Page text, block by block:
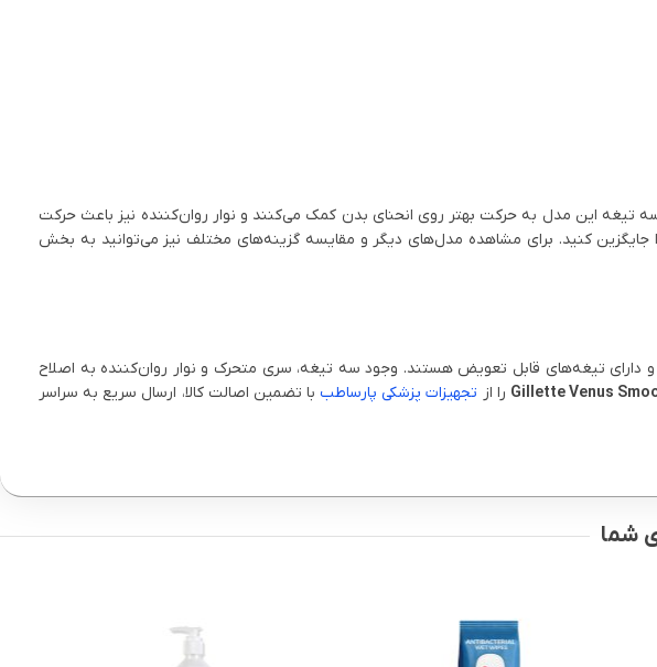
این مدل به حرکت بهتر روی انحنای بدن کمک می‌کنند و نوار روان‌کننده نیز باعث حرکت
کنید. برای مشاهده مدل‌های دیگر و مقایسه گزینه‌های مختلف نیز می‌توانید به بخش
دارای تیغه‌های قابل تعویض هستند. وجود سه تیغه، سری متحرک و نوار روان‌کننده به اصلاح
Gillette Venus را از تجهیزات پزشکی پارساطببا تضمین اصالت کالا، ارسال سریع به سراسر
شما